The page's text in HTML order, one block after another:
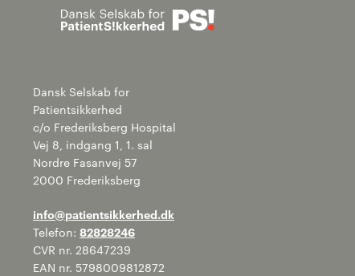
Søg
Dansk Selskab for
Patientsikkerhed
c/o Frederiksberg Hospital
Vej 8, indgang 1, 1. sal
Nordre Fasanvej 57
2000 Frederiksberg
info@patientsikkerhed.dk
Telefon: 82828246
CVR nr. 28647239
EAN nr. 5798009812872